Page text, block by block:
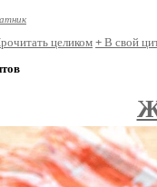
целиком+ В свой